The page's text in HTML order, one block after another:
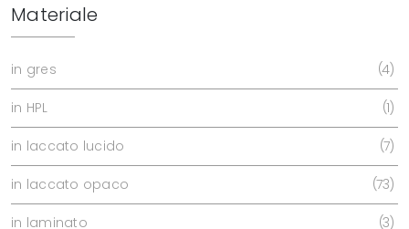
Materiale
in gres 4
in HPL 1
in laccato lucido 7
in laccato opaco 73
in laminato 3